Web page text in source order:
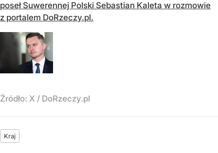
poseł Suwerennej Polski Sebastian Kaleta w rozmowie
z portalem DoRzeczy.pl.
Źródło: X / DoRzeczy.pl
Kraj